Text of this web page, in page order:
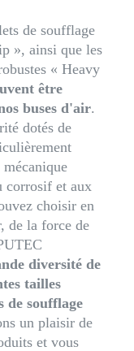
de soufflage
», ainsi que les
« Heavy
être
buses d'air.
dotés de
mécanique
corrosif et aux
choisir en
de la force de
diversité de
tailles
de soufflage
un plaisir de
et vous